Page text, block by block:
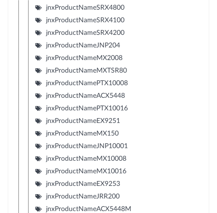
jnxProductNameSRX4800
jnxProductNameSRX4100
jnxProductNameSRX4200
jnxProductNameJNP204
jnxProductNameMX2008
jnxProductNameMXTSR80
jnxProductNamePTX10008
jnxProductNameACX5448
jnxProductNamePTX10016
jnxProductNameEX9251
jnxProductNameMX150
jnxProductNameJNP10001
jnxProductNameMX10008
jnxProductNameMX10016
jnxProductNameEX9253
jnxProductNameJRR200
jnxProductNameACX5448M